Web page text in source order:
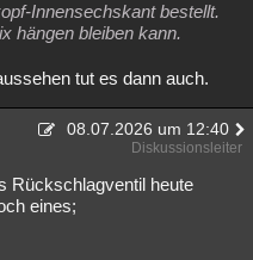
Innensechskant bestellt.
hängen bleiben kann.
tut es dann auch.
08.07.2026 um 12:40
Diskussionsleiter
Rückschlagventil heute
eines;